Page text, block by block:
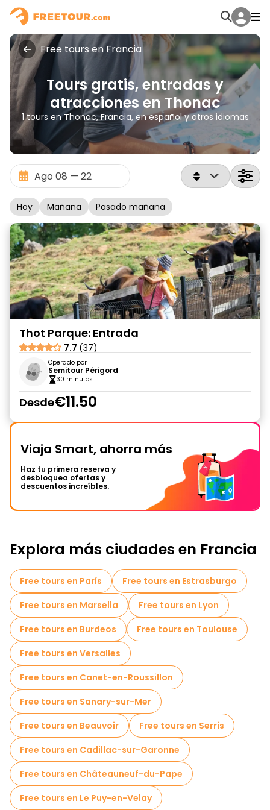
Free tours en Francia
Tours gratis, entradas y
atracciones en Thonac
1 tours en Thonac, Francia, en español y otros idiomas
Hoy Mañana Pasado mañana
Thot Parque: Entrada
7.7 (37)
Operado por
Semitour Périgord
30 minutos
Desde€11.50
Viaja Smart, ahorra más
Haz tu primera reserva y
desbloquea ofertas y
descuentos increíbles.
Explora más ciudades en Francia
Free tours en París
Free tours en Estrasburgo
Free tours en Marsella
Free tours en Lyon
Free tours en Burdeos
Free tours en Toulouse
Free tours en Versalles
Free tours en Canet-en-Roussillon
Free tours en Sanary-sur-Mer
Free tours en Beauvoir
Free tours en Serris
Free tours en Cadillac-sur-Garonne
Free tours en Châteauneuf-du-Pape
Free tours en Le Puy-en-Velay